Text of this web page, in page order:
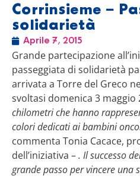
Corrinsieme –
solidarietà
Aprile 7, 2015
Grande partecipazione
passeggiata di solidarietà
arrivata a Torre del Greco
svoltasi domenica 3 maggio
chilometri che hanno
colori dedicati ai bambini
commenta Tonia Cacace,
dell’iniziativa –. Il successo
grande passo per vincere una